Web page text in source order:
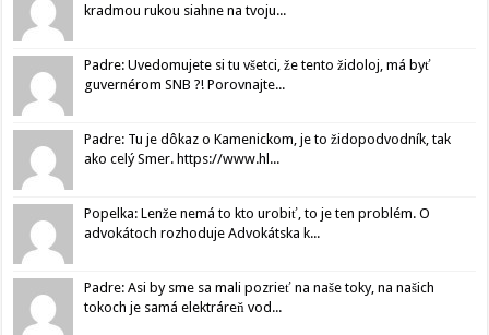
kradmou rukou siahne na tvoju...
Padre: Uvedomujete si tu všetci, že tento židoloj, má byť
guvernérom SNB ?! Porovnajte...
Padre: Tu je dôkaz o Kamenickom, je to židopodvodník, tak
ako celý Smer. https://www.hl...
Popelka: Lenže nemá to kto urobiť, to je ten problém. O
advokátoch rozhoduje Advokátska k...
Padre: Asi by sme sa mali pozrieť na naše toky, na našich
tokoch je samá elektráreň vod...